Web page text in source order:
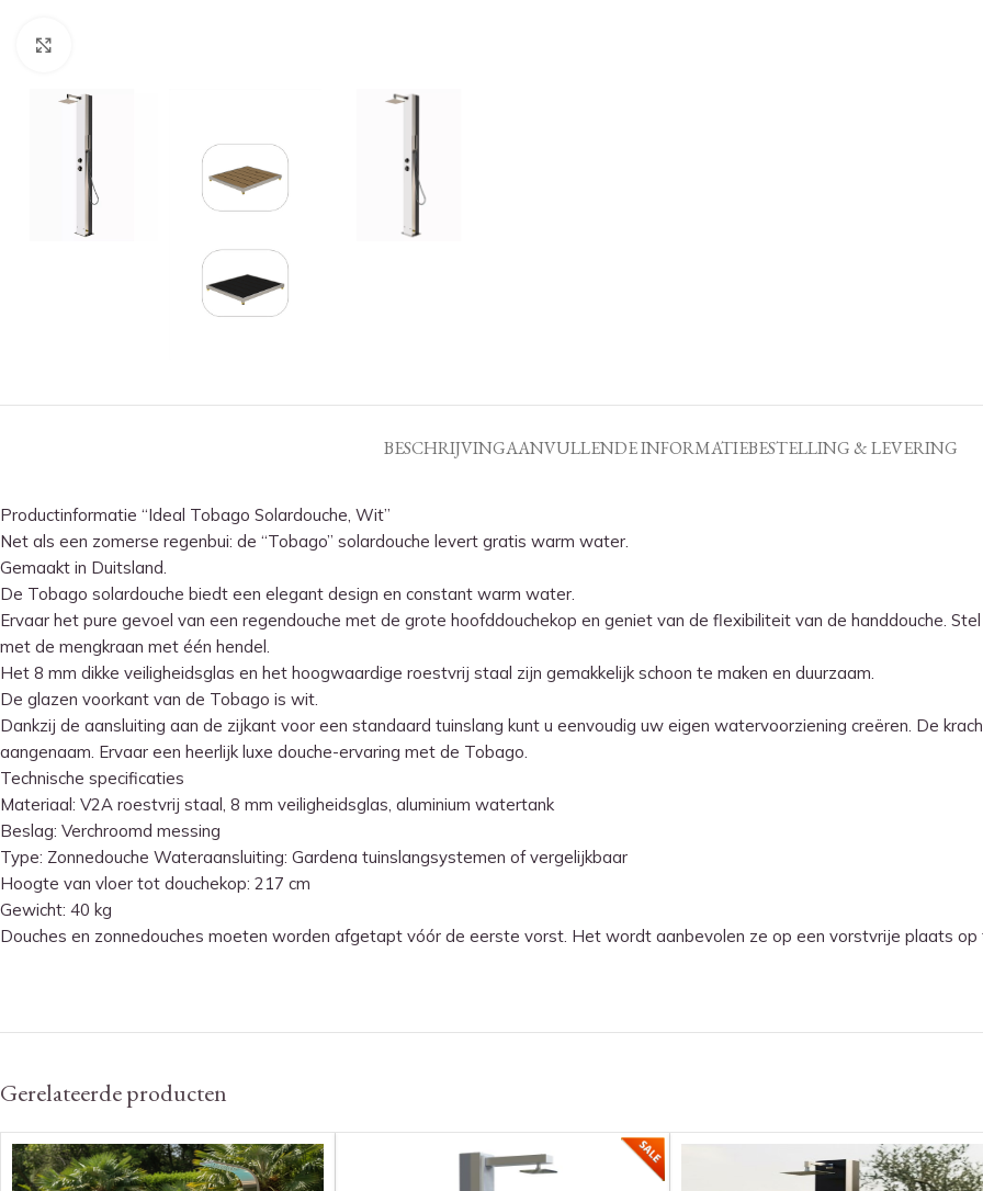
BESCHRIJVINGAANVULLENDE INFORMATIEBESTELLING & LEVERING
Productinformatie “Ideal Tobago Solardouche, Wit”
Net als een zomerse regenbui: de “Tobago” solardouche levert gratis warm water.
Gemaakt in Duitsland.
De Tobago solardouche biedt een elegant design en constant warm water.
Ervaar het pure gevoel van een regendouche met de grote hoofddouchekop en geniet van de flexibiliteit van de handdouche.
met de mengkraan met één hendel.
Het 8 mm dikke veiligheidsglas en het hoogwaardige roestvrij staal zijn gemakkelijk schoon te maken en duurzaam.
De glazen voorkant van de Tobago is wit.
Dankzij de aansluiting aan de zijkant voor een standaard tuinslang kunt u eenvoudig uw eigen watervoorziening creëren. De
aangenaam. Ervaar een heerlijk luxe douche-ervaring met de Tobago.
Technische specificaties
Materiaal: V2A roestvrij staal, 8 mm veiligheidsglas, aluminium watertank
Beslag: Verchroomd messing
Type: Zonnedouche Wateraansluiting: Gardena tuinslangsystemen of vergelijkbaar
Hoogte van vloer tot douchekop: 217 cm
Gewicht: 40 kg
Douches en zonnedouches moeten worden afgetapt vóór de eerste vorst. Het wordt aanbevolen ze op een vorstvrije plaats op
Gerelateerde producten